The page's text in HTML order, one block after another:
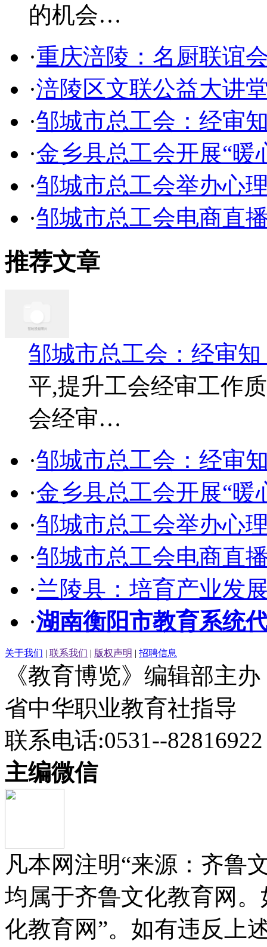
的机会…
·重庆涪陵：名厨联谊
·涪陵区文联公益大讲
·邹城市总工会：经审
·金乡县总工会开展“暖
·邹城市总工会举办心
·邹城市总工会电商直
推荐文章
邹城市总工会：经审知
平,提升工会经审工作
会经审…
·邹城市总工会：经审
·金乡县总工会开展“暖
·邹城市总工会举办心
·邹城市总工会电商直
·兰陵县：培育产业发
·湖南衡阳市教育系统
关于我们 | 联系我们 | 版权声明 | 招聘信息
《教育博览》编辑部主
省中华职业教育社指导
联系电话:0531--
主编微信
凡本网注明“来源：齐鲁
均属于齐鲁文化教育网
化教育网”。如有违反上